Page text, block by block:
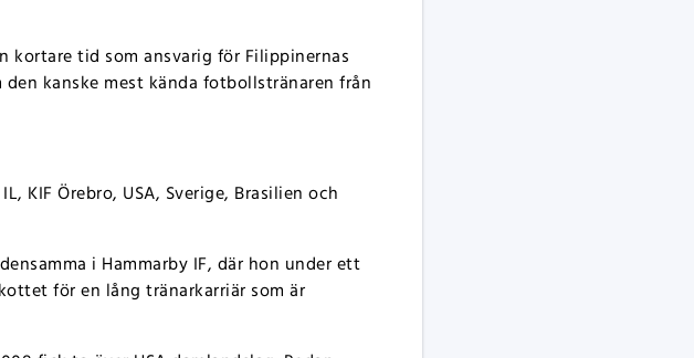
kortare tid som ansvarig för Filippinernas
kanske mest kända fotbollstränaren från
KIF Örebro, USA, Sverige, Brasilien och
i Hammarby IF, där hon under ett
för en lång tränarkarriär som är